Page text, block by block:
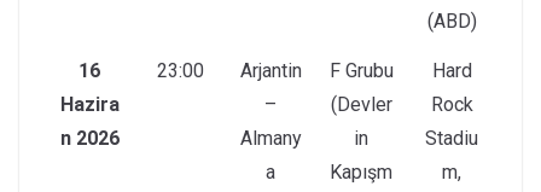
(ABD)
16
Hazira
n 2026
23:00
Arjantin
–
Almany
a
F Grubu
(Devler
in
Kapışm
Hard
Rock
Stadiu
m,